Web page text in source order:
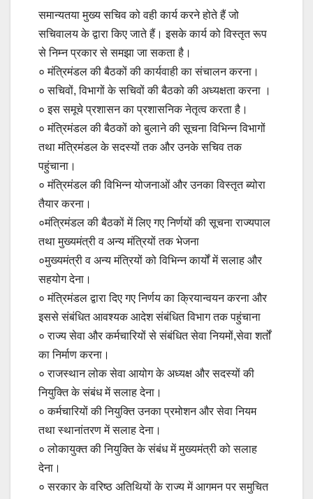
समान्यतया मुख्य सचिव को वही कार्य करने होते हैं जो
सचिवालय के द्वारा किए जाते हैं। इसके कार्य को विस्तृत रूप
से निम्न प्रकार से समझा जा सकता है।
० मंत्रिमंडल की बैठकों की कार्यवाही का संचालन करना।
० सचिवों, विभागों के सचिवों की बैठको की अध्यक्षता करना ।
० इस समूचे प्रशासन का प्रशासनिक नेतृत्व करता है।
० मंत्रिमंडल की बैठकों को बुलाने की सूचना विभिन्न विभागों
तथा मंत्रिमंडल के सदस्यों तक और उनके सचिव तक
पहुंचाना।
० मंत्रिमंडल की विभिन्न योजनाओं और उनका विस्तृत ब्योरा
तैयार करना।
०मंत्रिमंडल की बैठकों में लिए गए निर्णयों की सूचना राज्यपाल
तथा मुख्यमंत्री व अन्य मंत्रियों तक भेजना
०मुख्यमंत्री व अन्य मंत्रियों को विभिन्न कार्यों में सलाह और
सहयोग देना।
० मंत्रिमंडल द्वारा दिए गए निर्णय का क्रियान्वयन करना और
इससे संबंधित आवश्यक आदेश संबंधित विभाग तक पहुंचाना
० राज्य सेवा और कर्मचारियों से संबंधित सेवा नियमों,सेवा शर्तों
का निर्माण करना।
० राजस्थान लोक सेवा आयोग के अध्यक्ष और सदस्यों की
नियुक्ति के संबंध में सलाह देना।
० कर्मचारियों की नियुक्ति उनका प्रमोशन और सेवा नियम
तथा स्थानांतरण में सलाह देना।
० लोकायुक्त की नियुक्ति के संबंध में मुख्यमंत्री को सलाह
देना।
० सरकार के वरिष्ठ अतिथियों के राज्य में आगमन पर समुचित